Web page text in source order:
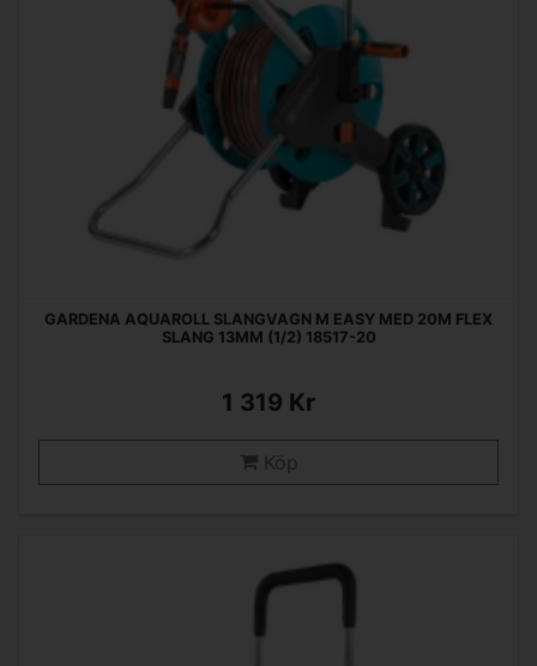
GARDENA AQUAROLL SLANGVAGN M EASY MED 20M FLEX
SLANG 13MM (1/2) 18517-20
1 319 Kr
Köp